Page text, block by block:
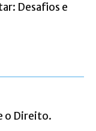
Desafios e
o Direito.